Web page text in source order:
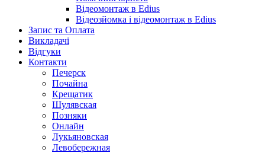
Відеомонтаж в Edius
Відеозйомка і відеомонтаж в Edius
Запис та Оплата
Викладачі
Відгуки
Контакти
Печерск
Почайна
Крещатик
Шулявская
Позняки
Онлайн
Лукьяновская
Левобережная